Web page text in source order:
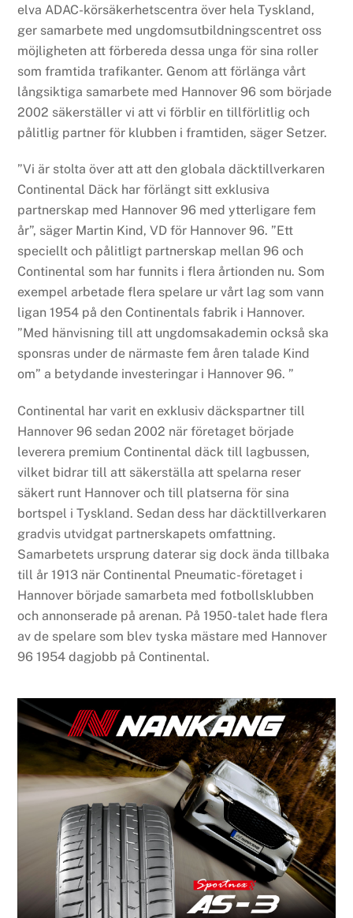
elva ADAC-körsäkerhetscentra över hela Tyskland,
ger samarbete med ungdomsutbildningscentret oss
möjligheten att förbereda dessa unga för sina roller
som framtida trafikanter. Genom att förlänga vårt
långsiktiga samarbete med Hannover 96 som började
2002 säkerställer vi att vi förblir en tillförlitlig och
pålitlig partner för klubben i framtiden, säger Setzer.
”Vi är stolta över att att den globala däcktillverkaren
Continental Däck har förlängt sitt exklusiva
partnerskap med Hannover 96 med ytterligare fem
år”, säger Martin Kind, VD för Hannover 96. ”Ett
speciellt och pålitligt partnerskap mellan 96 och
Continental som har funnits i flera årtionden nu. Som
exempel arbetade flera spelare ur vårt lag som vann
ligan 1954 på den Continentals fabrik i Hannover.
”Med hänvisning till att ungdomsakademin också ska
sponsras under de närmaste fem åren talade Kind
om” a betydande investeringar i Hannover 96. ”
Continental har varit en exklusiv däckspartner till
Hannover 96 sedan 2002 när företaget började
leverera premium Continental däck till lagbussen,
vilket bidrar till att säkerställa att spelarna reser
säkert runt Hannover och till platserna för sina
bortspel i Tyskland. Sedan dess har däcktillverkaren
gradvis utvidgat partnerskapets omfattning.
Samarbetets ursprung daterar sig dock ända tillbaka
till år 1913 när Continental Pneumatic-företaget i
Hannover började samarbeta med fotbollsklubben
och annonserade på arenan. På 1950-talet hade flera
av de spelare som blev tyska mästare med Hannover
96 1954 dagjobb på Continental.